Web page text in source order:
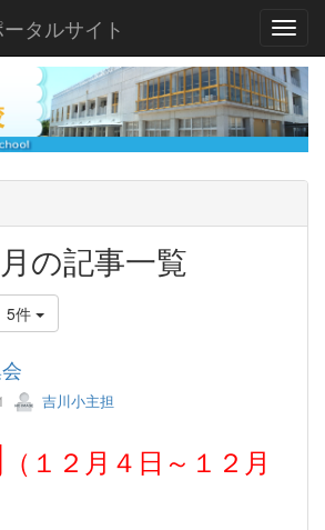
タルサイト
の記事一覧
5件
吉川小主担
（１２月４日～１２月